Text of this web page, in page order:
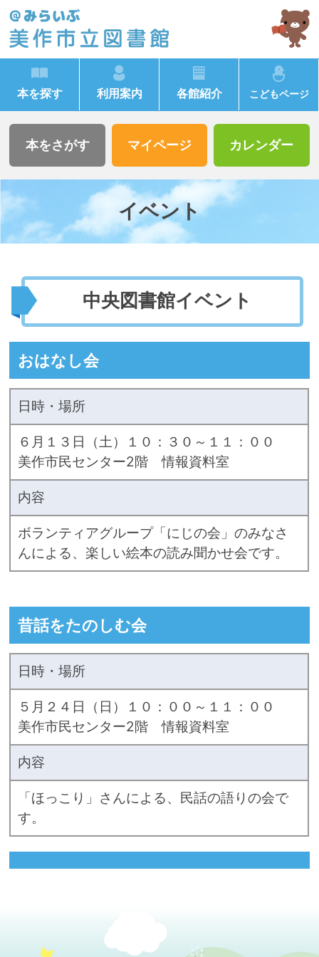
本を探す 利用案内 各館紹介 こどもページ
本をさがす マイページ カレンダー
イベント
中央図書館イベント
おはなし会
日時・場所
６月１３日（土）１０：３０～１１：００
美作市民センター2階 情報資料室
内容
ボランティアグループ「にじの会」のみなさ
んによる、楽しい絵本の読み聞かせ会です。
昔話をたのしむ会
日時・場所
５月２４日（日）１０：００～１１：００
美作市民センター2階 情報資料室
内容
「ほっこり」さんによる、民話の語りの会で
す。